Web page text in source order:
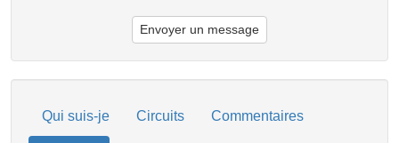
Envoyer un message
Qui suis-je Circuits Commentaires